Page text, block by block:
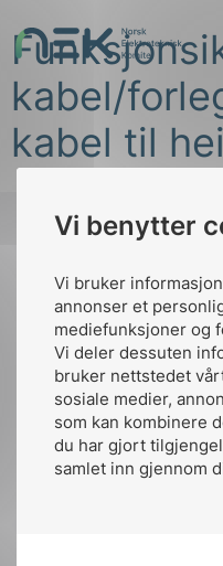
Vi benytter
Vi bruker
annonser et
mediefunksjoner og
Vi deler dessuten
bruker nettstedet
sosiale medier,
som kan kombinere
du har gjort
samlet inn gjennom
til
innhold
NEK
Søk
kabel/
kabel til
Kontakt oss
Ansatte